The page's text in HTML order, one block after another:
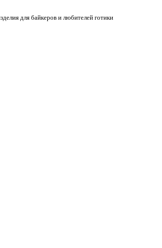
для байкеров и любителей готики